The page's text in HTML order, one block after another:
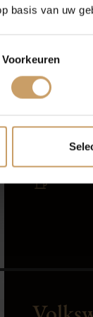
basis van uw
Voorkeuren
2022
Verkoop